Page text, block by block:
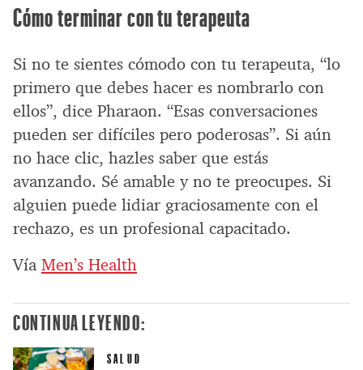
Cómo terminar con tu terapeuta
Si no te sientes cómodo con tu terapeuta, “lo
primero que debes hacer es nombrarlo con
ellos”, dice Pharaon. “Esas conversaciones
pueden ser difíciles pero poderosas”. Si aún
no hace clic, hazles saber que estás
avanzando. Sé amable y no te preocupes. Si
alguien puede lidiar graciosamente con el
rechazo, es un profesional capacitado.
Vía Men’s Health
CONTINUA LEYENDO:
SALUD